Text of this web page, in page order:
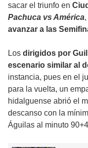
sacar el triunfo en
Pachuca vs América
avanzar a las
Los dirigidos por
escenario similar al
instancia, pues en el
para la vuelta, un
hidalguense abrió el
descanso con la
Águilas al minuto